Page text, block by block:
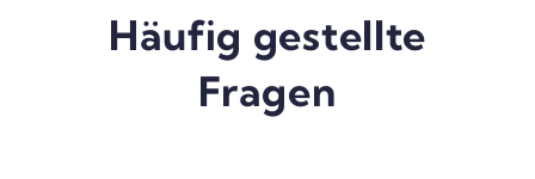
Häufig gestellte
Fragen